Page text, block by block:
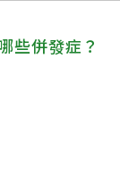
些併發症？